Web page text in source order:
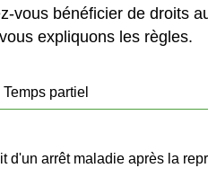
vous bénéficier de droits
expliquons les règles.
Temps partiel
d'un arrêt maladie après la